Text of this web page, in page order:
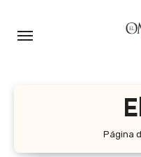
Página